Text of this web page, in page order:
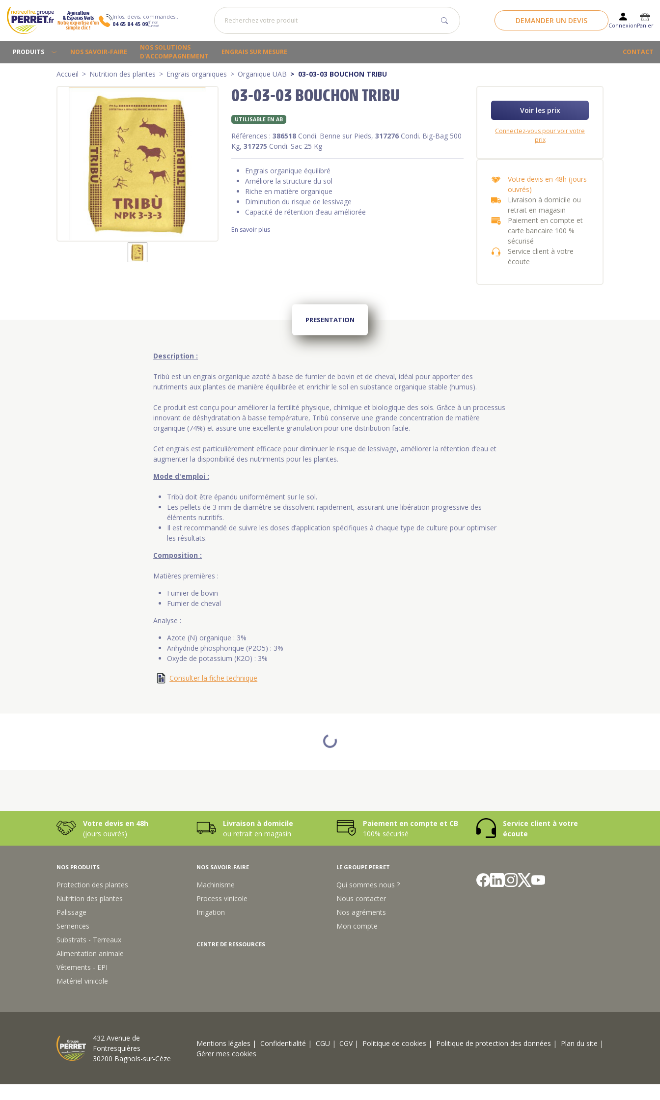
Agriculture
& Espaces Verts
Notre expertise d’un
simple clic !
Infos, devis, commandes…
04 65 84 45 09N° non
surtaxé
DEMANDER UN DEVIS
ConnexionPanier
PRODUITS NOS SAVOIR-FAIRE
NOS SOLUTIONS
D'ACCOMPAGNEMENT
ENGRAIS SUR MESURE CONTACT
Accueil Nutrition des plantes Engrais organiques Organique UAB 03-03-03 BOUCHON TRIBU
03-03-03 BOUCHON TRIBU
UTILISABLE EN AB
Références :386518 Condi. Benne sur Pieds,317276 Condi. Big-Bag 500
Kg,317275 Condi. Sac 25 Kg
Engrais organique équilibré
Améliore la structure du sol
Riche en matière organique
Diminution du risque de lessivage
Capacité de rétention d’eau améliorée
En savoir plus
Voir les prix
Connectez-vous pour voir votre
prix
Votre devis en 48h (jours
ouvrés)
Livraison à domicile ou
retrait en magasin
Paiement en compte et
carte bancaire 100 %
sécurisé
Service client à votre
écoute
PRESENTATION
Description :
Tribù est un engrais organique azoté à base de fumier de bovin et de cheval, idéal pour apporter des
nutriments aux plantes de manière équilibrée et enrichir le sol en substance organique stable (humus).
Ce produit est conçu pour améliorer la fertilité physique, chimique et biologique des sols. Grâce à un processus
innovant de déshydratation à basse température, Tribù conserve une grande concentration de matière
organique (74%) et assure une excellente granulation pour une distribution facile.
Cet engrais est particulièrement efficace pour diminuer le risque de lessivage, améliorer la rétention d’eau et
augmenter la disponibilité des nutriments pour les plantes.
Mode d'emploi :
Tribù doit être épandu uniformément sur le sol.
Les pellets de 3 mm de diamètre se dissolvent rapidement, assurant une libération progressive des
éléments nutritifs.
Il est recommandé de suivre les doses d’application spécifiques à chaque type de culture pour optimiser
les résultats.
Composition :
Matières premières :
Fumier de bovin
Fumier de cheval
Analyse :
Azote (N) organique : 3%
Anhydride phosphorique (P2O5) : 3%
Oxyde de potassium (K2O) : 3%
Consulter la fiche technique
Votre devis en 48h
(jours ouvrés)
Livraison à domicile
ou retrait en magasin
Paiement en compte et CB
100% sécurisé
Service client à votre
écoute
NOS PRODUITS
Protection des plantes
Nutrition des plantes
Palissage
Semences
Substrats - Terreaux
Alimentation animale
Vêtements - EPI
Matériel vinicole
NOS SAVOIR-FAIRE
Machinisme
Process vinicole
Irrigation
CENTRE DE RESSOURCES
LE GROUPE PERRET
Qui sommes nous ?
Nous contacter
Nos agréments
Mon compte
432 Avenue de
Fontresquières
30200 Bagnols-sur-Cèze
Mentions légales | Confidentialité | CGU | CGV | Politique de cookies | Politique de protection des données |
Plan du site |
Gérer mes cookies